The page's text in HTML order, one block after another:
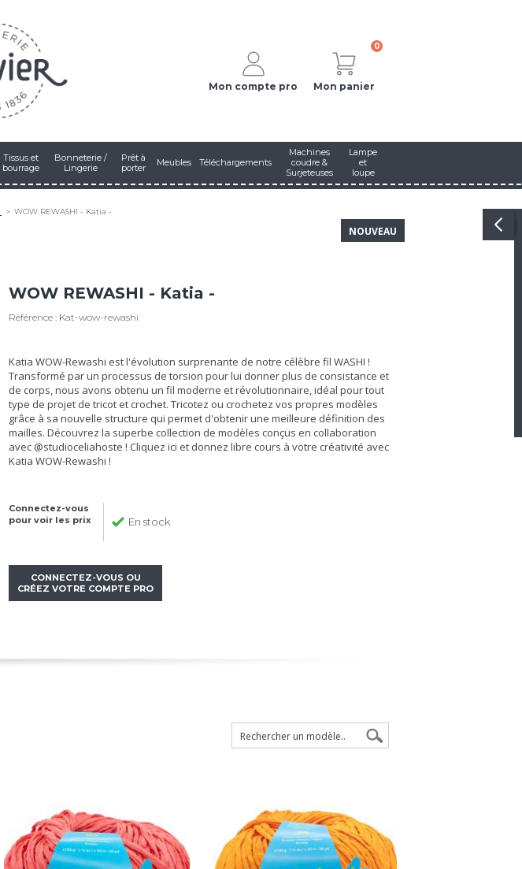
Mon compte pro
0
Mon panier
Tissus et
bourrage
Bonneterie /
Lingerie
Prêt à
porter
Meubles Téléchargements
Machines
coudre &
Surjeteuses
Lampe
et
loupe
WOW REWASHI - Katia -
NOUVEAU
WOW REWASHI - Katia -
Référence : Kat-wow-rewashi
Katia WOW-Rewashi est l'évolution surprenante de notre célèbre fil WASHI !
Transformé par un processus de torsion pour lui donner plus de consistance et
de corps, nous avons obtenu un fil moderne et révolutionnaire, idéal pour tout
type de projet de tricot et crochet. Tricotez ou crochetez vos propres modèles
grâce à sa nouvelle structure qui permet d'obtenir une meilleure définition des
mailles. Découvrez la superbe collection de modèles conçus en collaboration
avec @studioceliahoste ! Cliquez ici et donnez libre cours à votre créativité avec
Katia WOW-Rewashi !
Connectez-vous
pour voir les prix
En stock
CONNECTEZ-VOUS OU
CRÉEZ VOTRE COMPTE PRO